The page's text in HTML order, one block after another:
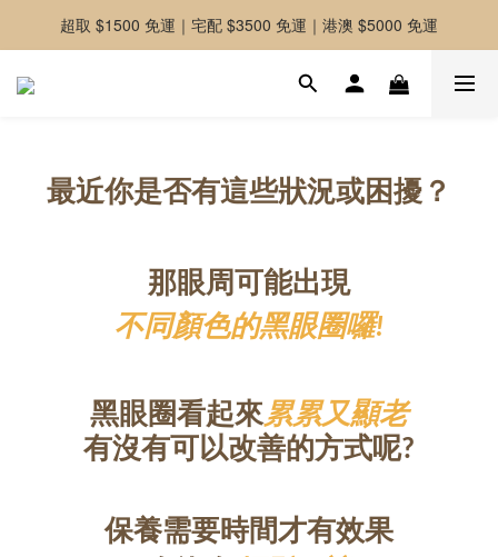
-好友募集中-加入官方LINE好友獲取優惠券
超取 $1500 免運｜宅配 $3500 免運｜港澳 $5000 免運
-好友募集中-加入官方LINE好友獲取優惠券
最近你是否有這些狀況或困擾？
那眼周可能出現
不同顏色的黑眼圈囉!
黑眼圈看起來累累又顯老
有沒有可以改善的方式呢?
保養需要時間才有效果